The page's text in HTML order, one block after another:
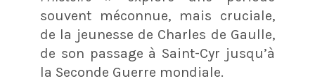
souvent méconnue, mais cruciale,
de la jeunesse de Charles de Gaulle,
de son passage à Saint-Cyr jusqu’à
la Seconde Guerre mondiale.